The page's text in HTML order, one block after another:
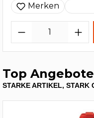
Merken
Top Angebote
STARKE ARTIKEL, STARK